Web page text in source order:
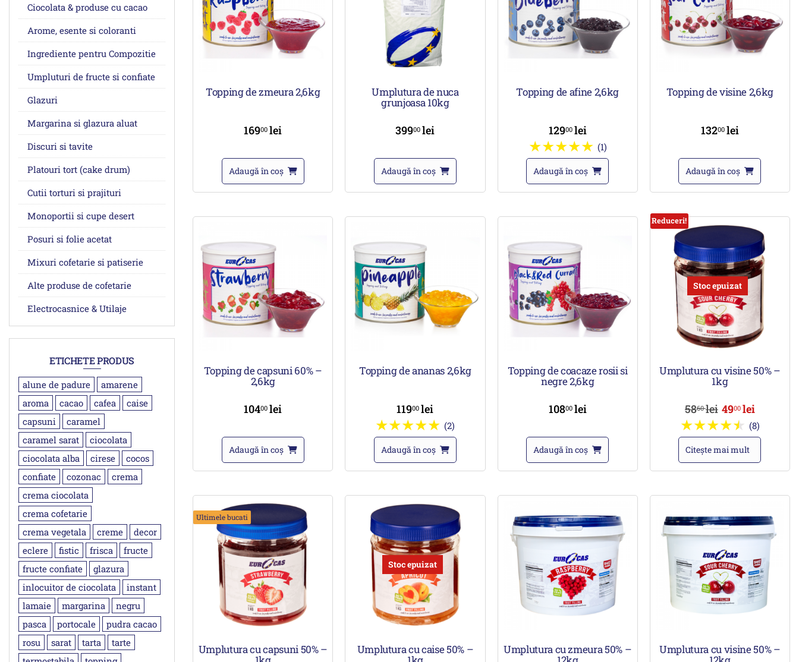
Ciocolata & produse cu cacao
Arome, esente si coloranti
Ingrediente pentru Compozitie
Umpluturi de fructe si confiate
Glazuri
Margarina si glazura aluat
Discuri si tavite
Platouri tort (cake drum)
Cutii torturi si prajituri
Monoportii si cupe desert
Posuri si folie acetat
Mixuri cofetarie si patiserie
Alte produse de cofetarie
Electrocasnice & Utilaje
ETICHETE PRODUS
alune de padure
amarene
aroma
cacao cafea
caise
capsuni
caramel
caramel sarat
ciocolata
ciocolata alba
cirese
cocos
confiate
cozonac
crema
crema ciocolata
crema cofetarie
crema vegetala
creme
decor
eclere
fistic frisca
fructe
fructe confiate
glazura
inlocuitor de ciocolata
instant
lamaie
margarina
negru
pasca
portocale
pudra cacao
rosu
sarat tarta
tarte
Topping de zmeura 2,6kg
16900lei
Adaugă în coș
Umplutura de nuca
grunjoasa 10kg
39900lei
Adaugă în coș
Topping de afine 2,6kg
12900 lei
(1)
Adaugă în coș
Topping de visine 2,6kg
13200 lei
Adaugă în coș
Topping de capsuni 60% –
2,6kg
10400lei
Adaugă în coș
Topping de ananas 2,6kg
11900lei
(2)
Adaugă în coș
Topping de coacaze rosii si
negre 2,6kg
10800 lei
Adaugă în coș
Reduceri!
Stoc epuizat
Umplutura cu visine 50% –
1kg
5860lei 4900 lei
(8)
Citește mai mult
Ultimele bucati
Umplutura cu capsuni 50% –
Stoc epuizat
Umplutura cu caise 50% – Umplutura cu zmeura 50% – Umplutura cu visine 50% –